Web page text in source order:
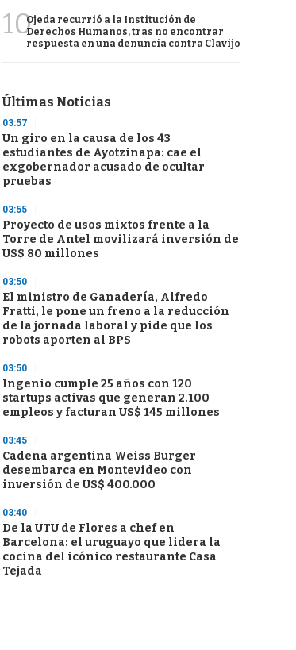
10Ojeda recurrió a la Institución de
Derechos Humanos, tras no encontrar
respuesta en una denuncia contra Clavijo
Últimas Noticias
03:57
Un giro en la causa de los 43
estudiantes de Ayotzinapa: cae el
exgobernador acusado de ocultar
pruebas
03:55
Proyecto de usos mixtos frente a la
Torre de Antel movilizará inversión de
US$ 80 millones
03:50
El ministro de Ganadería, Alfredo
Fratti, le pone un freno a la reducción
de la jornada laboral y pide que los
robots aporten al BPS
03:50
Ingenio cumple 25 años con 120
startups activas que generan 2.100
empleos y facturan US$ 145 millones
03:45
Cadena argentina Weiss Burger
desembarca en Montevideo con
inversión de US$ 400.000
03:40
De la UTU de Flores a chef en
Barcelona: el uruguayo que lidera la
cocina del icónico restaurante Casa
Tejada